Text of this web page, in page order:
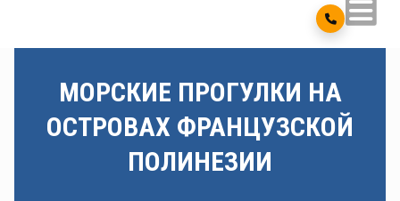
МОРСКИЕ ПРОГУЛКИ НА
ОСТРОВАХ ФРАНЦУЗСКОЙ
ПОЛИНЕЗИИ